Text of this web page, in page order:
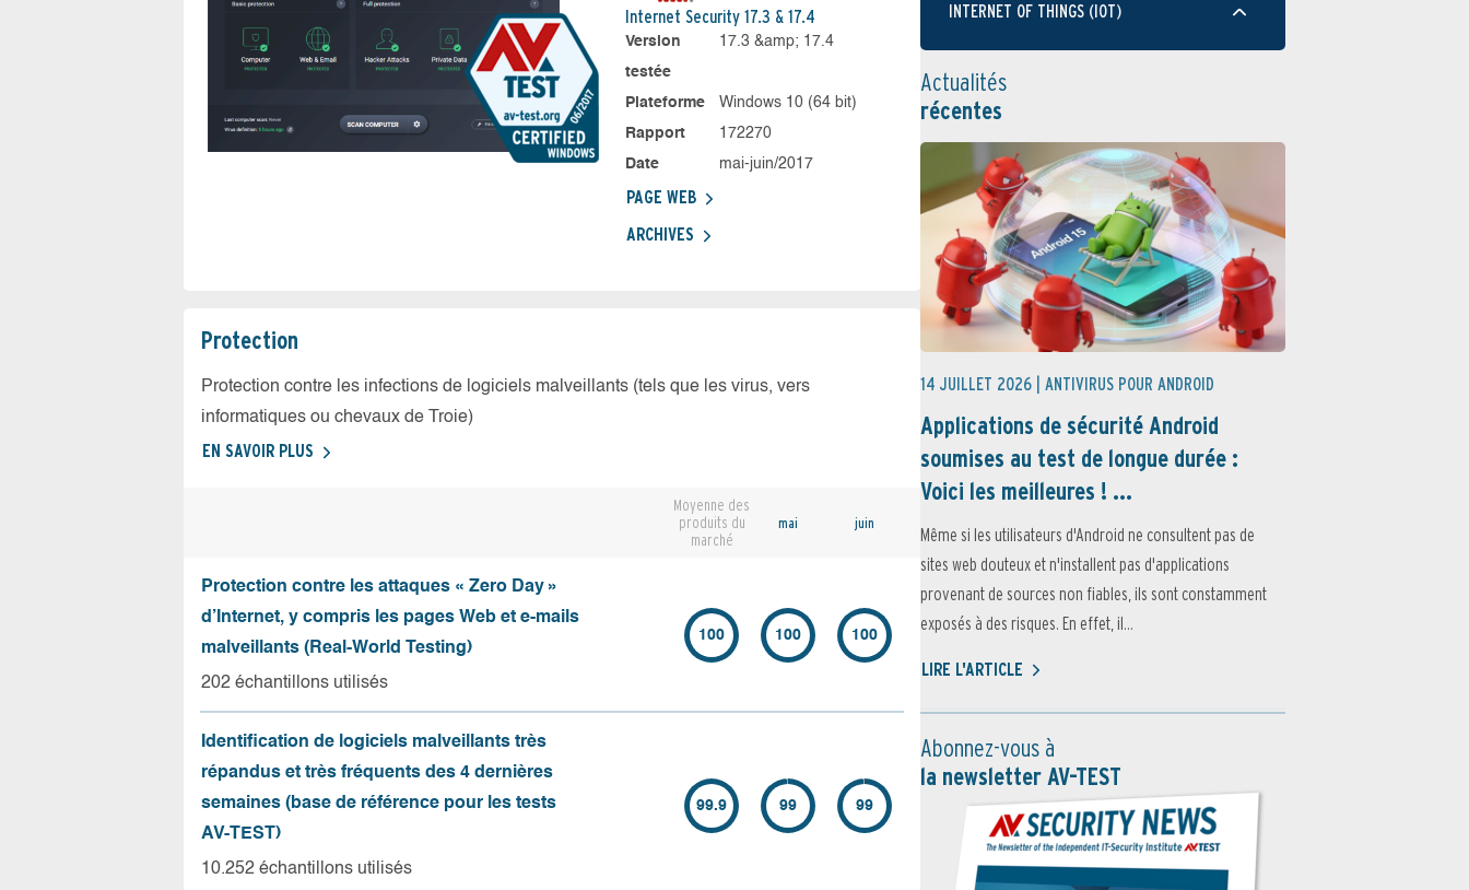
Internet Security 17.3 & 17.4
Version
testée
17.3 &amp; 17.4
Plateforme
Windows 10 (64 bit)
Rapport
172270
Date
mai-juin/2017
PAGE WEB
ARCHIVES
Protection
Protection contre les infections de logiciels malveillants (tels que les virus, vers
informatiques ou chevaux de Troie)
EN SAVOIR PLUS
Moyenne des
produits du
marché
mai juin
Protection contre les attaques « Zero Day »
d’Internet, y compris les pages Web et e-mails
malveillants (Real-World Testing)
202 échantillons utilisés
100 100 100
Identification de logiciels malveillants très
répandus et très fréquents des 4 dernières
semaines (base de référence pour les tests
AV-TEST)
10.252 échantillons utilisés
99.9 99 99
INTERNET OF THINGS (IOT)
Actualités
récentes
14 JUILLET 2026 | ANTIVIRUS POUR ANDROID
Applications de sécurité Android
soumises au test de longue durée :
Voici les meilleures ! ...
Même si les utilisateurs d'Android ne consultent pas de
sites web douteux et n'installent pas d'applications
provenant de sources non fiables, ils sont constamment
exposés à des risques. En effet, il...
LIRE L'ARTICLE
Abonnez-vous à
la newsletter AV-TEST